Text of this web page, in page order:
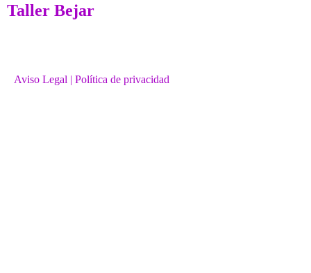
Taller Bejar
Aviso Legal | Política de privacidad